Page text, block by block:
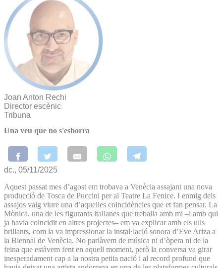
Joan Anton Rechi
Director escènic
Tribuna
Una veu que no s'esborra
dc., 05/11/2025
Aquest passat mes d’agost em trobava a Venècia assajant una nova
producció de Tosca de Puccini per al Teatre La Fenice. I enmig dels
assajos vaig viure una d’aquelles coincidències que et fan pensar. La
Mònica, una de les figurants italianes que treballa amb mi –i amb qui
ja havia coincidit en altres projectes– em va explicar amb els ulls
brillants, com la va impressionar la instal·lació sonora d’Eve Ariza a
la Biennal de Venècia. No parlàvem de música ni d’òpera ni de la
feina que estàvem fent en aquell moment, però la conversa va girar
inesperadament cap a la nostra petita nació i al record profund que